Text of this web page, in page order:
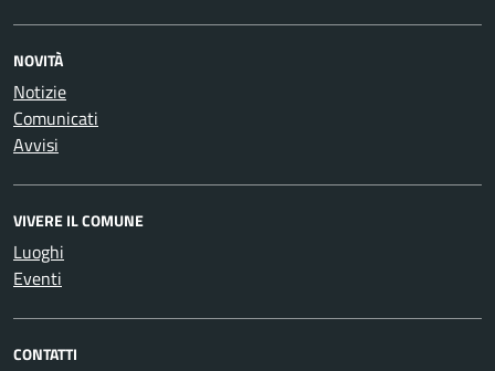
NOVITÀ
Notizie
Comunicati
Avvisi
VIVERE IL COMUNE
Luoghi
Eventi
CONTATTI